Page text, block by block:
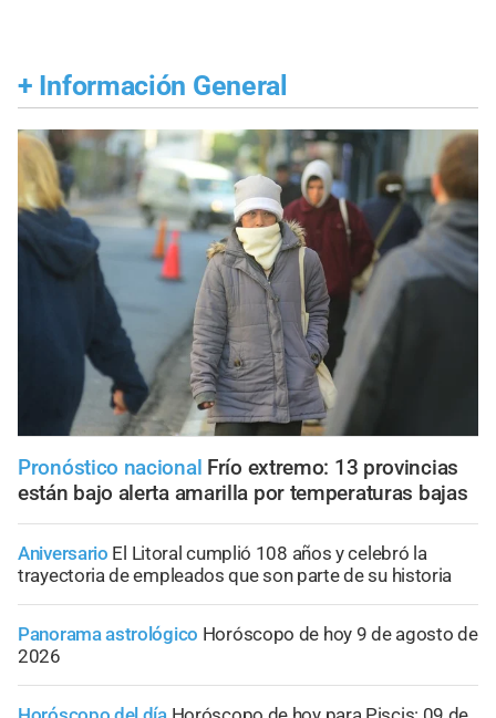
+ Información General
Pronóstico nacional Frío extremo: 13 provincias
están bajo alerta amarilla por temperaturas bajas
Aniversario El Litoral cumplió 108 años y celebró la
trayectoria de empleados que son parte de su historia
Panorama astrológico Horóscopo de hoy 9 de agosto de
2026